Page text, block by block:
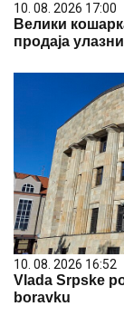
10. 08. 2026 17:00
Велики
продаја
10. 08. 2026 16:52
Vlada Srpske
boravku